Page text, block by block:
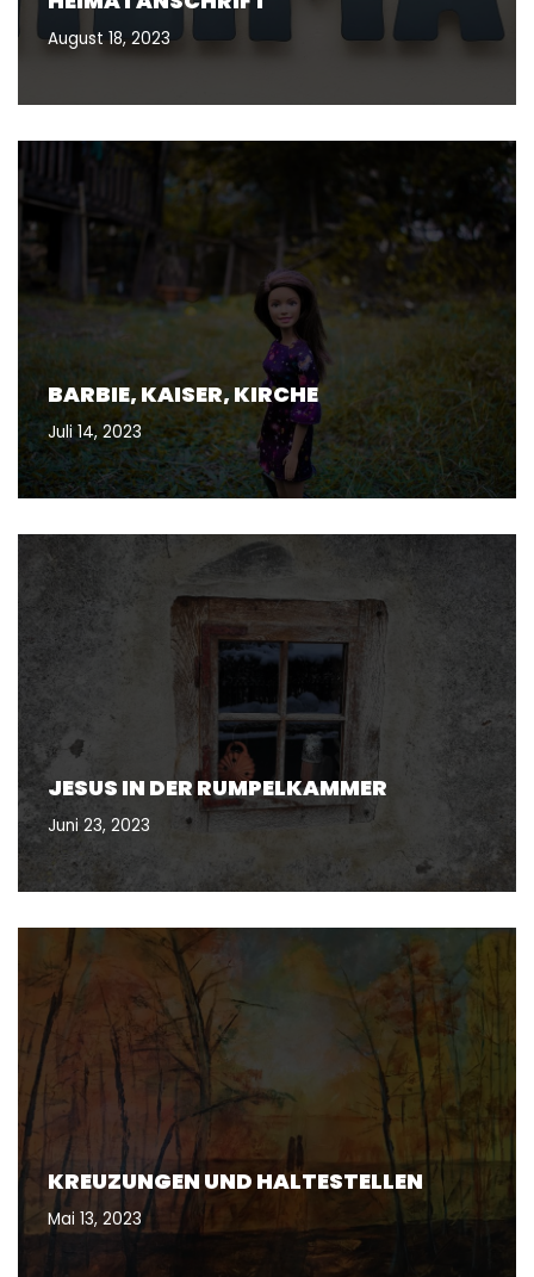
August 18, 2023
BARBIE, KAISER, KIRCHE
Juli 14, 2023
JESUS IN DER RUMPELKAMMER
Juni 23, 2023
KREUZUNGEN UND HALTESTELLEN
Mai 13, 2023